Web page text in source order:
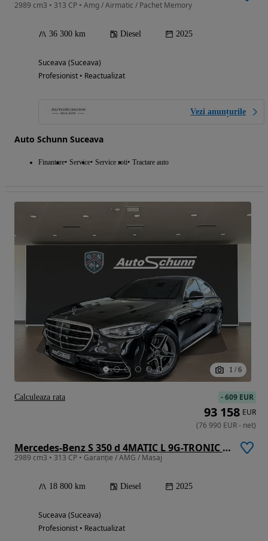
2989 cm3 • 313 CP • Amg / Airmatic / Pachet Memory
36 300 km Diesel 2025
Suceava (Suceava)
Profesionist • Reactualizat
Vezi anunțurile
Auto Schunn Suceava
Finantare Service Service roti Tractare auto
1 / 6
Mercedes-Benz S 350 d 4MATIC L 9G-TRONIC Edition
2989 cm3 • 313 CP • Garanție / AMG / Masaj
18 800 km Diesel 2025
Suceava (Suceava)
Profesionist • Reactualizat
-609 EUR
93 158 EUR
(76 990 EUR- net)
Calculeaza rata